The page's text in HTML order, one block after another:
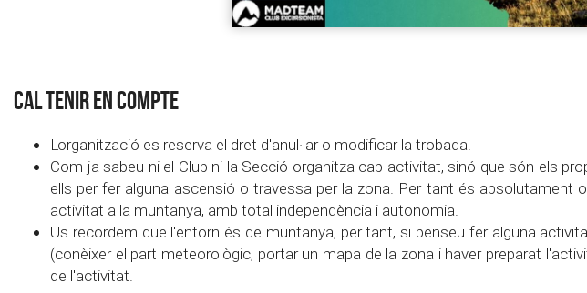
CAL TENIR EN COMPTE
L'organització es reserva el dret d'anul·lar o modificar la trobada.
Com ja sabeu ni el Club ni la Secció organitza cap activitat, sinó que són els
ells per fer alguna ascensió o travessa per la zona. Per tant és absolutament
activitat a la muntanya, amb total independència i autonomia.
Us recordem que l'entorn és de muntanya, per tant, si penseu fer alguna
(conèixer el part meteorològic, portar un mapa de la zona i haver preparat
de l'activitat.